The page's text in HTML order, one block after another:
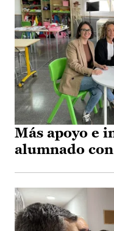
Más apoyo e
alumnado